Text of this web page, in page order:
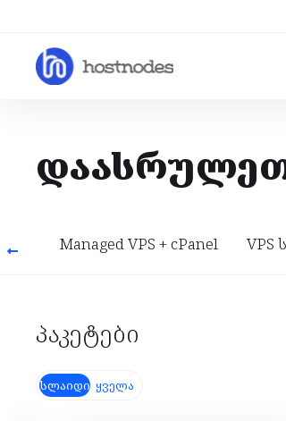
დაასრულეთ
Managed VPS + cPanel VPS
პაკეტები
სლაიდი ყველა